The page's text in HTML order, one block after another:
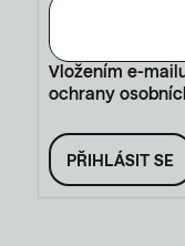
Vložením e-
ochrany
PŘIHLÁSIT SE